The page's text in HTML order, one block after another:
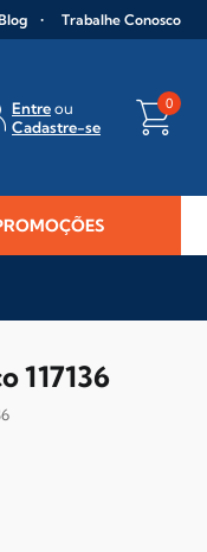
Trabalhe Conosco
0
Entre
Cadastre-se
117136